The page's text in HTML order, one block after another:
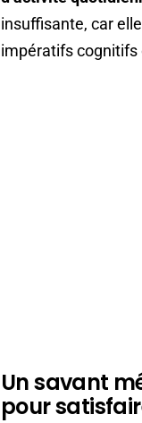
insuffisante, car
impératifs cognitifs
Un savant
pour